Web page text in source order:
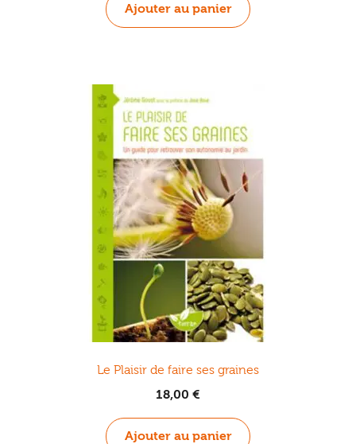
Ajouter au panier
Le Plaisir de faire ses graines
18,00 €
Ajouter au panier